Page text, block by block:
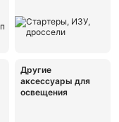
Другие
аксессуары для
освещения